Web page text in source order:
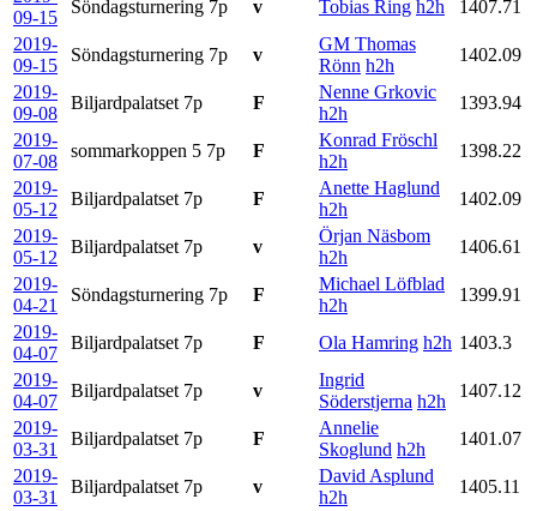
09-15
Söndagsturnering 7p v Tobias Ring h2h
1407.71
2019-
09-15
Söndagsturnering 7p v
GM Thomas
Rönn h2h
1402.09
2019-
09-08
Biljardpalatset 7p F
Nenne Grkovic
h2h
1393.94
2019-
07-08
sommarkoppen 5 7p F
Konrad Fröschl
h2h
1398.22
2019-
05-12
Biljardpalatset 7p F
Anette Haglund
h2h
1402.09
2019-
05-12
Biljardpalatset 7p v
Örjan Näsbom
h2h
1406.61
2019-
04-21
Söndagsturnering 7p F
Michael Löfblad
h2h
1399.91
2019-
04-07
Biljardpalatset 7p F Ola Hamring h2h 1403.3
2019-
04-07
Biljardpalatset 7p v
Ingrid
Söderstjerna h2h
1407.12
2019-
03-31
Biljardpalatset 7p F
Annelie
Skoglund h2h
1401.07
2019-
03-31
Biljardpalatset 7p v
David Asplund
h2h
1405.11